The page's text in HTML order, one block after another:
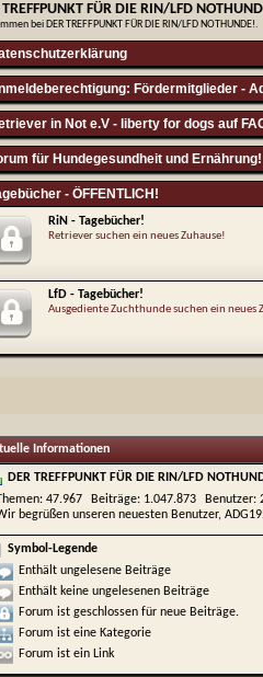
TREFFPUNKT FÜR DIE RIN/LFD
bei DER TREFFPUNKT FÜR DIE RIN/LFD NOTHUNDE!.
Fördermitglieder -
in Not e.V - liberty for dogs auf
für Hundegesundheit und Ernährung!
- ÖFFENTLICH!
RiN - Tagebücher!
Retriever suchen ein neues Zuhause!
LfD - Tagebücher!
Ausgediente Zuchthunde suchen ein neues
Informationen
DER TREFFPUNKT FÜR DIE RIN/LFD
47.967 Beiträge 1.047.873 Benutzer
begrüßen unseren neuesten Benutzer,
Symbol-Legende
Enthält ungelesene Beiträge
Enthält keine ungelesenen Beiträge
Forum ist geschlossen für neue Beiträge.
Forum ist eine Kategorie
Forum ist ein Link